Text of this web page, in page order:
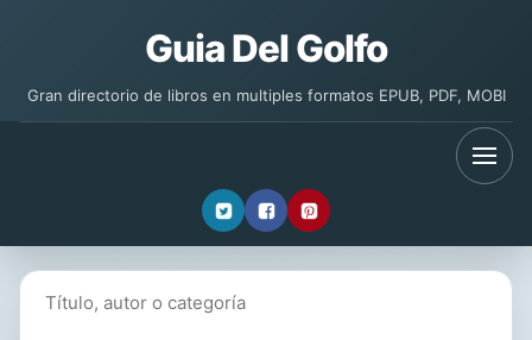
Guia Del Golfo
Gran directorio de libros en multiples formatos EPUB, PDF, MOBI